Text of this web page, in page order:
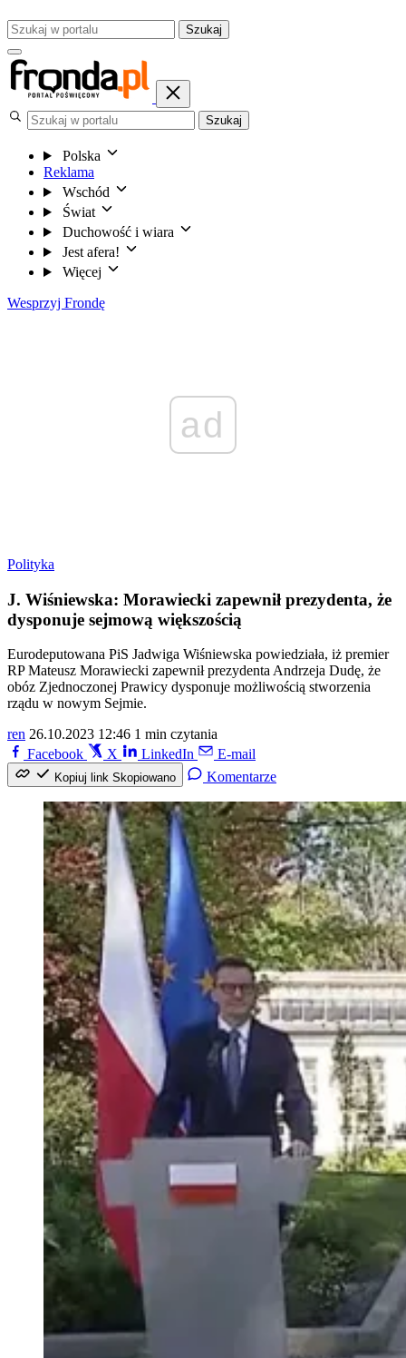
Szukaj
Szukaj
Polska
Reklama
Wschód
Świat
Duchowość i wiara
Jest afera!
Więcej
Wesprzyj Frondę
ad
Polityka
J. Wiśniewska: Morawiecki zapewnił prezydenta, że
dysponuje sejmową większością
Eurodeputowana PiS Jadwiga Wiśniewska powiedziała, iż premier
RP Mateusz Morawiecki zapewnił prezydenta Andrzeja Dudę, że
obóz Zjednoczonej Prawicy dysponuje możliwością stworzenia
rządu w nowym Sejmie.
ren 26.10.2023 12:46 1 min czytania
Facebook
X LinkedIn E-mail
Kopiuj link Skopiowano Komentarze